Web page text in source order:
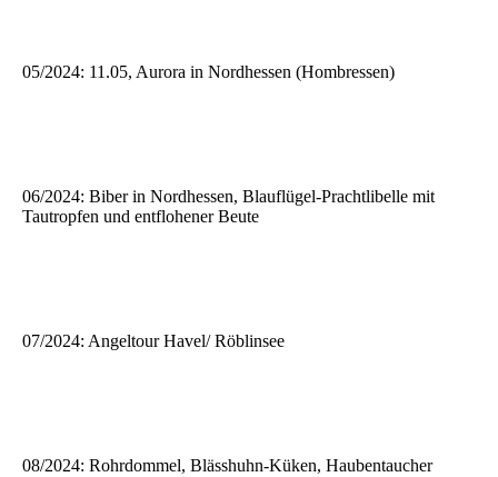
05/2024: 11.05, Aurora in Nordhessen (Hombressen)
06/2024: Biber in Nordhessen, Blauflügel-Prachtlibelle mit
Tautropfen und entflohener Beute
07/2024: Angeltour Havel/ Röblinsee
08/2024: Rohrdommel, Blässhuhn-Küken, Haubentaucher